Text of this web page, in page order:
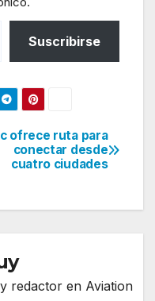
Suscribirse
ofrece ruta para
conectar desde
cuatro ciudades
redactor en Aviation